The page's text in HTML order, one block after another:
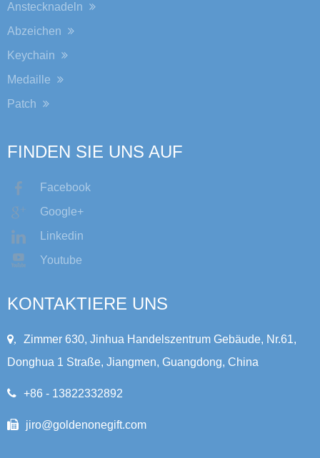
Anstecknadeln
Abzeichen
Keychain
Medaille
Patch
FINDEN SIE UNS AUF
Facebook
Google+
Linkedin
Youtube
KONTAKTIERE UNS
,
Zimmer 630, Jinhua Handelszentrum Gebäude, Nr.61,
Donghua 1 Straße, Jiangmen, Guangdong, China
+86 - 13822332892
jiro@goldenonegift.com